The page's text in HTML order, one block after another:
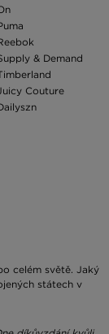
& Demand
Couture
celém světě. Jaký
státech v